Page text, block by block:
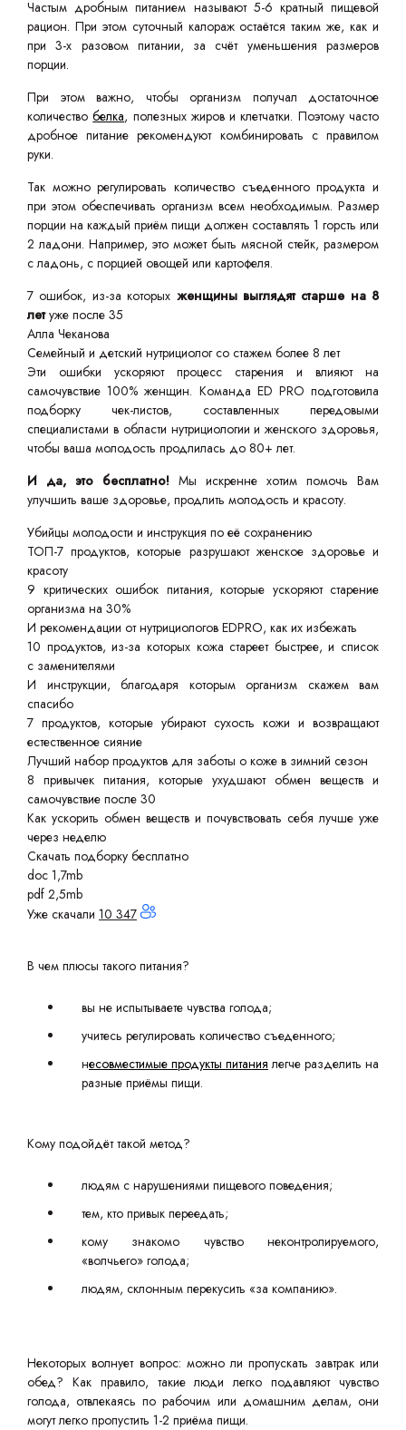
Частым дробным питанием называют 5-6 кратный пищевой
рацион. При этом суточный калораж остаётся таким же, как и
при 3-х разовом питании, за счёт уменьшения размеров
порции.
При этом важно, чтобы организм получал достаточное
количествобелка, полезных жиров и клетчатки. Поэтому часто
дробное питание рекомендуют комбинировать с правилом
руки.
Так можно регулировать количество съеденного продукта и
при этом обеспечивать организм всем необходимым. Размер
порции на каждый приём пищи должен составлять 1 горсть или
2 ладони. Например, это может быть мясной стейк, размером
с ладонь, с порцией овощей или картофеля.
7 ошибок, из-за которых женщины выглядят старше на 8
летуже после 35
Алла Чеканова
Семейный и детский нутрициолог со стажем более 8 лет
Эти ошибки ускоряют процесс старения и влияют на
самочувствие 100% женщин. Команда ED PRO подготовила
подборку чек-листов, составленных передовыми
специалистами в области нутрициологии и женского здоровья,
чтобы ваша молодость продлилась до 80+ лет.
И да, это бесплатно! Мы искренне хотим помочь Вам
улучшить ваше здоровье, продлить молодость и красоту.
Убийцы молодости и инструкция по её сохранению
ТОП-7 продуктов, которые разрушают женское здоровье и
красоту
9 критических ошибок питания, которые ускоряют старение
организма на 30%
И рекомендации от нутрициологов EDPRO, как их избежать
10 продуктов, из-за которых кожа стареет быстрее, и список
с заменителями
И инструкции, благодаря которым организм скажем вам
спасибо
7 продуктов, которые убирают сухость кожи и возвращают
естественное сияние
Лучший набор продуктов для заботы о коже в зимний сезон
8 привычек питания, которые ухудшают обмен веществ и
самочувствие после 30
Как ускорить обмен веществ и почувствовать себя лучше уже
через неделю
Скачать подборку бесплатно
doc 1,7mb
pdf 2,5mb
Уже скачали 10 347
В чем плюсы такого питания?
вы не испытываете чувства голода;
учитесь регулировать количество съеденного;
несовместимые продукты питания легче разделить на
разные приёмы пищи.
Кому подойдёт такой метод?
людям с нарушениями пищевого поведения;
тем, кто привык переедать;
кому знакомо чувство неконтролируемого,
«волчьего» голода;
людям, склонным перекусить «за компанию».
Некоторых волнует вопрос: можно ли пропускать завтрак или
обед? Как правило, такие люди легко подавляют чувство
голода, отвлекаясь по рабочим или домашним делам, они
могут легко пропустить 1-2 приёма пищи.